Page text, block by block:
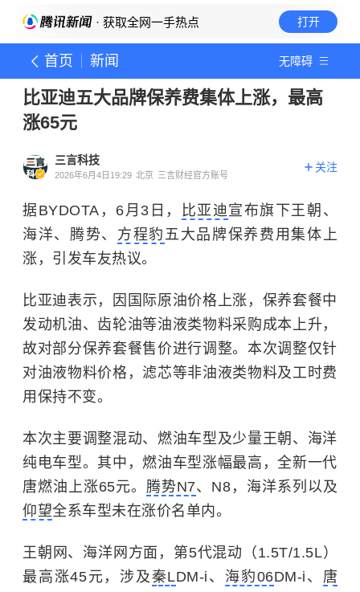
· 获取全网一手热点 打开
首页 新闻 无障碍
比亚迪五大品牌保养费集体上涨，最高
涨65元
三言科技
2026年6月4日19:29 北京 三言财经官方账号
关注
据BYDOTA，6月3日， 比亚迪宣布旗下王朝、
海洋、腾势、 方程豹 五大品牌保养费用集体上
涨，引发车友热议。
比亚迪表示，因国际原油价格上涨，保养套餐中
发动机油、齿轮油等油液类物料采购成本上升，
故对部分保养套餐售价进行调整。本次调整仅针
对油液物料价格，滤芯等非油液类物料及工时费
用保持不变。
本次主要调整混动、燃油车型及少量王朝、海洋
纯电车型。其中，燃油车型涨幅最高，全新一代
唐燃油上涨65元。 腾势N7、N8，海洋系列以及
仰望全系车型未在涨价名单内。
王朝网、海洋网方面，第5代混动（1.5T/1.5L）
最高涨45元，涉及秦LDM-i、 海豹06DM-i、 唐